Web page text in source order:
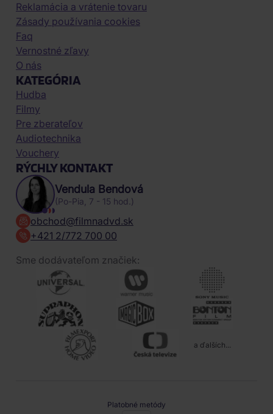
Reklamácia a vrátenie tovaru
Zásady používania cookies
Faq
Vernostné zľavy
O nás
KATEGÓRIA
Hudba
Filmy
Pre zberateľov
Audiotechnika
Vouchery
RÝCHLY KONTAKT
Vendula Bendová
(Po-Pia, 7 - 15 hod.)
obchod@filmnadvd.sk
+421 2/772 700 00
Sme dodávateľom značiek:
a ďalších...
Platobné metódy